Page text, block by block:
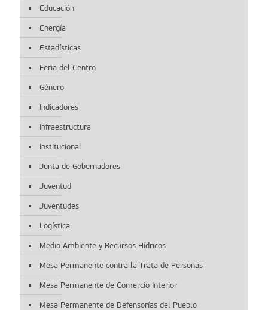
Educación
Energía
Estadísticas
Feria del Centro
Género
Indicadores
Infraestructura
Institucional
Junta de Gobernadores
Juventud
Juventudes
Logística
Medio Ambiente y Recursos Hídricos
Mesa Permanente contra la Trata de Personas
Mesa Permanente de Comercio Interior
Mesa Permanente de Defensorías del Pueblo